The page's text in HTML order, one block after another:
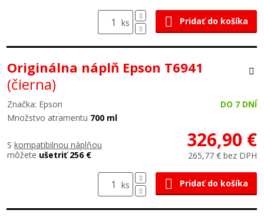
ks Pridať do košíka
Originálna náplň Epson T6941
(čierna)
Značka: Epson
DO 7 DNÍ
Množstvo atramentu 700 ml
S kompatibilnou náplňou
môžete ušetriť 256 €
326,90 €
265,77 € bez DPH
ks Pridať do košíka